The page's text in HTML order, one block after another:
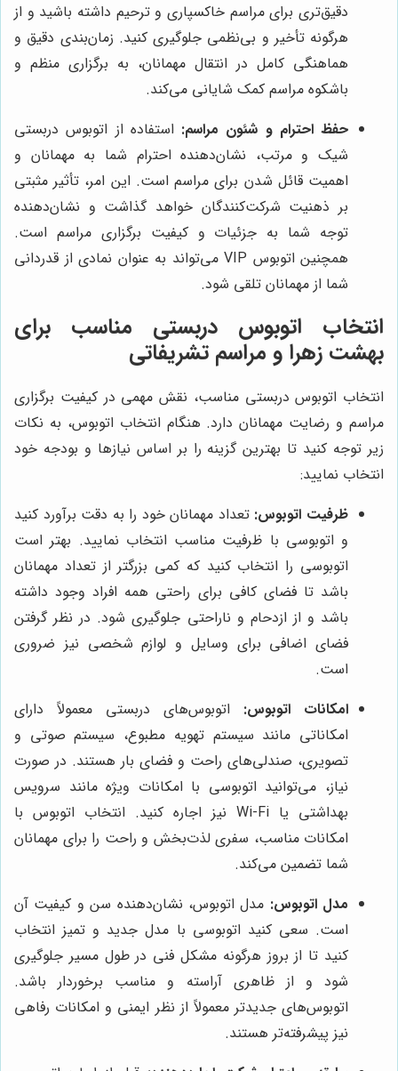
دقیق‌تری برای مراسم خاکسپاری و ترحیم داشته باشید و از
هرگونه تأخیر و بی‌نظمی جلوگیری کنید. زمان‌بندی دقیق و
هماهنگی کامل در انتقال مهمانان، به برگزاری منظم و
باشکوه مراسم کمک شایانی می‌کند.
حفظ احترام و شئون مراسم: استفاده از اتوبوس دربستی
شیک و مرتب، نشان‌دهنده احترام شما به مهمانان و
اهمیت قائل شدن برای مراسم است. این امر، تأثیر مثبتی
بر ذهنیت شرکت‌کنندگان خواهد گذاشت و نشان‌دهنده
توجه شما به جزئیات و کیفیت برگزاری مراسم است.
همچنین اتوبوس VIP می‌تواند به عنوان نمادی از قدردانی
شما از مهمانان تلقی شود.
انتخاب اتوبوس دربستی مناسب برای
بهشت زهرا و مراسم تشریفاتی
انتخاب اتوبوس دربستی مناسب، نقش مهمی در کیفیت برگزاری
مراسم و رضایت مهمانان دارد. هنگام انتخاب اتوبوس، به نکات
زیر توجه کنید تا بهترین گزینه را بر اساس نیازها و بودجه خود
انتخاب نمایید:
ظرفیت اتوبوس: تعداد مهمانان خود را به دقت برآورد کنید
و اتوبوسی با ظرفیت مناسب انتخاب نمایید. بهتر است
اتوبوسی را انتخاب کنید که کمی بزرگتر از تعداد مهمانان
باشد تا فضای کافی برای راحتی همه افراد وجود داشته
باشد و از ازدحام و ناراحتی جلوگیری شود. در نظر گرفتن
فضای اضافی برای وسایل و لوازم شخصی نیز ضروری
است.
امکانات اتوبوس: اتوبوس‌های دربستی معمولاً دارای
امکاناتی مانند سیستم تهویه مطبوع، سیستم صوتی و
تصویری، صندلی‌های راحت و فضای بار هستند. در صورت
نیاز، می‌توانید اتوبوسی با امکانات ویژه مانند سرویس
بهداشتی یا Wi-Fi نیز اجاره کنید. انتخاب اتوبوس با
امکانات مناسب، سفری لذت‌بخش و راحت را برای مهمانان
شما تضمین می‌کند.
مدل اتوبوس: مدل اتوبوس، نشان‌دهنده سن و کیفیت آن
است. سعی کنید اتوبوسی با مدل جدید و تمیز انتخاب
کنید تا از بروز هرگونه مشکل فنی در طول مسیر جلوگیری
شود و از ظاهری آراسته و مناسب برخوردار باشد.
اتوبوس‌های جدیدتر معمولاً از نظر ایمنی و امکانات رفاهی
نیز پیشرفته‌تر هستند.